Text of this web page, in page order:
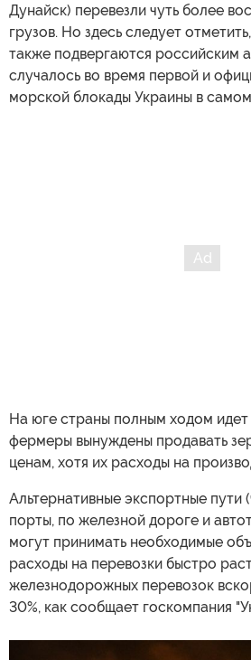
Дунайск) перевезли чуть более
грузов. Но здесь следует
также подвергаются российским
случалось во время первой и
морской блокады Украины в
На юге страны полным ходом
фермеры вынуждены продавать
ценам, хотя их расходы на
Альтернативные экспортные пути
порты, по железной дороге и
могут принимать необходимые
расходы на перевозки быстро
железнодорожных перевозок
30%, как сообщает госкомпания